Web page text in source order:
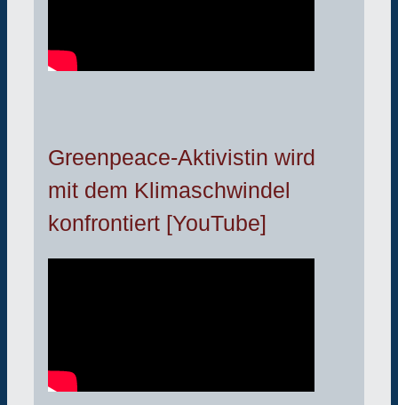
Greenpeace-Aktivistin wird
mit dem Klimaschwindel
konfrontiert [YouTube]